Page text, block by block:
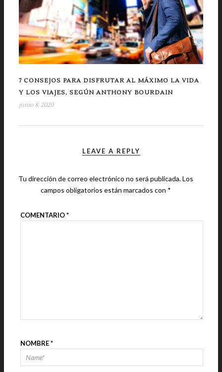
7 CONSEJOS PARA DISFRUTAR AL MÁXIMO LA VIDA
Y LOS VIAJES, SEGÚN ANTHONY BOURDAIN
junio 8, 2020
LEAVE A REPLY
Tu dirección de correo electrónico no será publicada.Los
campos obligatorios están marcados con *
COMENTARIO*
NOMBRE*